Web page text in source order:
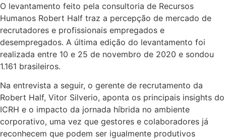
O levantamento feito pela consultoria de Recursos
Humanos Robert Half traz a percepção de mercado de
recrutadores e profissionais empregados e
desempregados. A última edição do levantamento foi
realizada entre 10 e 25 de novembro de 2020 e sondou
1.161 brasileiros.
Na entrevista a seguir, o gerente de recrutamento da
Robert Half, Vitor Silverio, aponta os principais insights do
ICRH e o impacto da jornada híbrida no ambiente
corporativo, uma vez que gestores e colaboradores já
reconhecem que podem ser igualmente produtivos